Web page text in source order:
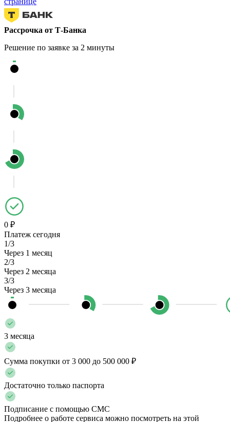
Рассрочка от Т-Банка
Решение по заявке за 2 минуты
0 ₽
Платеж сегодня
1/3
Через 1 месяц
2/3
Через 2 месяца
3/3
Через 3 месяца
3 месяца
Сумма покупки от 3 000 до 500 000 ₽
Достаточно только паспорта
Подписание с помощью СМС
Подробнее о работе сервиса можно посмотреть на этой